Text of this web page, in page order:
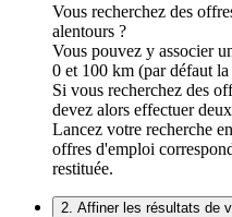
Vous recherchez des
alentours ?
Vous pouvez y associer
0 et 100 km (par défaut
Si vous recherchez des
devez alors effectuer
Lancez votre recherche
offres d'emploi
restituée.
2. Affiner les résultats de